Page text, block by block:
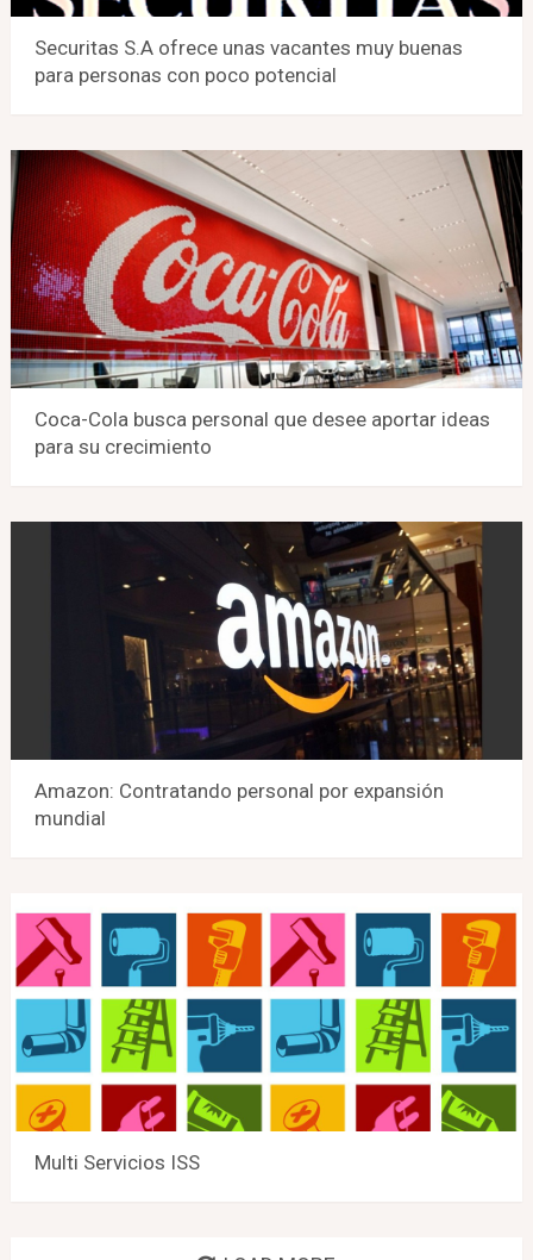
Securitas S.A ofrece unas vacantes muy buenas
para personas con poco potencial
Coca-Cola busca personal que desee aportar ideas
para su crecimiento
Amazon: Contratando personal por expansión
mundial
Multi Servicios ISS